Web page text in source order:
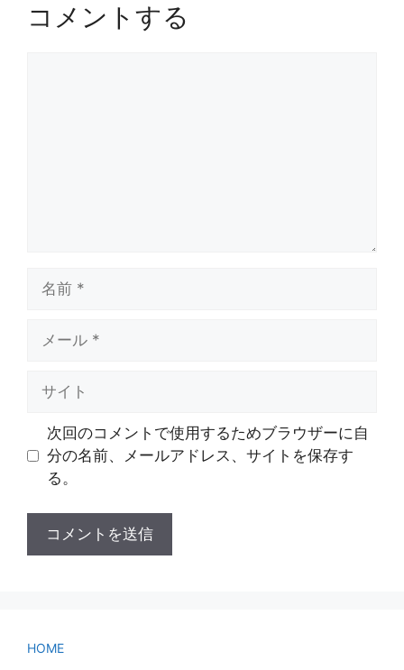
コメントする
次回のコメントで使用するためブラウザーに自
分の名前、メールアドレス、サイトを保存す
る。
HOME